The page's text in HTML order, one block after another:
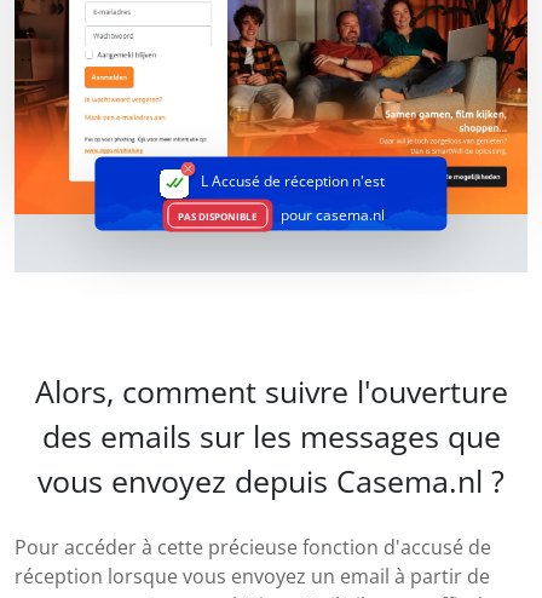
L Accusé de réception n'est
PAS DISPONIBLE pour casema.nl
Alors, comment suivre l'ouverture
des emails sur les messages que
vous envoyez depuis Casema.nl ?
Pour accéder à cette précieuse fonction d'accusé de
réception lorsque vous envoyez un email à partir de